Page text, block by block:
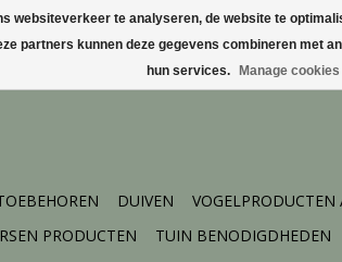
DUIVEN
PRODUCTEN TUIN BENODIGDHEDEN
websiteverkeer te analyseren, de website te
partners kunnen deze gegevens combineren met
hun services.
Manage cookies